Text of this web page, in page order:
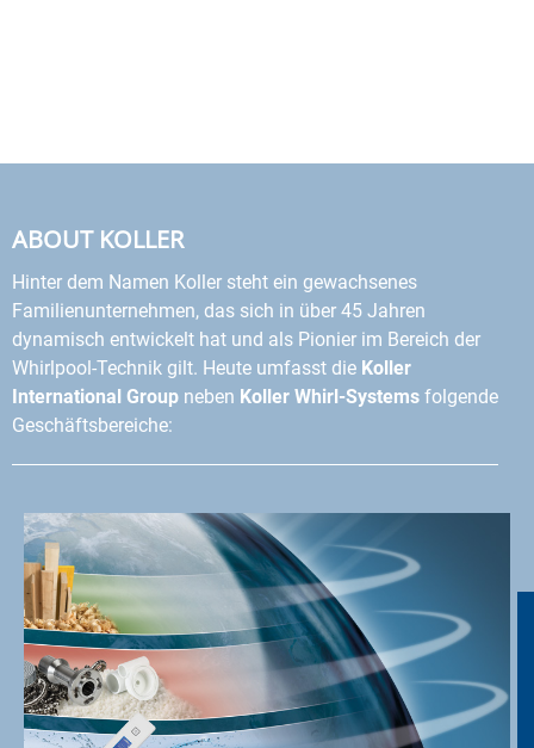
ABOUT KOLLER
Hinter dem Namen Koller steht ein gewachsenes
Familienunternehmen, das sich in über 45 Jahren
dynamisch entwickelt hat und als Pionier im Bereich der
Whirlpool-Technik gilt. Heute umfasst die Koller
International Group neben Koller Whirl-Systems folgende
Geschäftsbereiche: